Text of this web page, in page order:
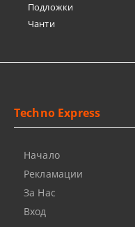
Подложки
Чанти
Techno Express
Начало
Рекламации
За Нас
Вход